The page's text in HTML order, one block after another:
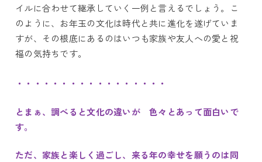
イルに合わせて継承していく一例と言えるでしょう。こ
のように、お年玉の文化は時代と共に進化を遂げていま
すが、その根底にあるのはいつも家族や友人への愛と祝
福の気持ちです。
・・・・・・・・・・・・・・・・・
とまぁ、調べると文化の違いが 色々とあって面白いで
す。
ただ、家族と楽しく過ごし、来る年の幸せを願うのは同